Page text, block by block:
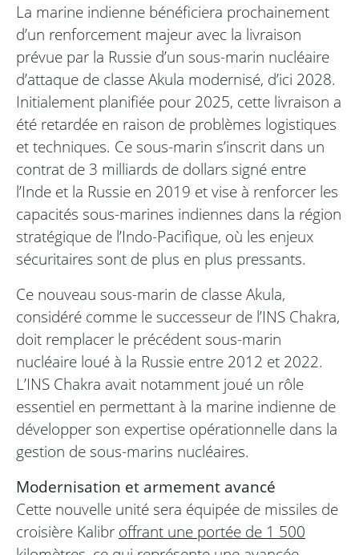
La marine indienne bénéficiera prochainement
d’un renforcement majeur avec la livraison
prévue par la Russie d’un sous-marin nucléaire
d’attaque de classe Akula modernisé, d’ici 2028.
Initialement planifiée pour 2025, cette livraison a
été retardée en raison de problèmes logistiques
et techniques. Ce sous-marin s’inscrit dans un
contrat de 3 milliards de dollars signé entre
l’Inde et la Russie en 2019 et vise à renforcer les
capacités sous-marines indiennes dans la région
stratégique de l’Indo-Pacifique, où les enjeux
sécuritaires sont de plus en plus pressants.
Ce nouveau sous-marin de classe Akula,
considéré comme le successeur de l’INS Chakra,
doit remplacer le précédent sous-marin
nucléaire loué à la Russie entre 2012 et 2022.
L’INS Chakra avait notamment joué un rôle
essentiel en permettant à la marine indienne de
développer son expertise opérationnelle dans la
gestion de sous-marins nucléaires.
Modernisation et armement avancé
Cette nouvelle unité sera équipée de missiles de
croisière Kalibr offrant une portée de 1 500